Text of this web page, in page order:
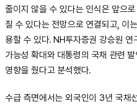
줄이지 않을 수 있다는 인식은 앞으
질 수 있다는 전망으로 연결되고, 이
용할 수 있다. NH투자증권 강승원
가능성 확대와 대통령의 국채 관련
영향을 줬다고 분석했다.
수급 측면에서는 외국인이 3년 국채